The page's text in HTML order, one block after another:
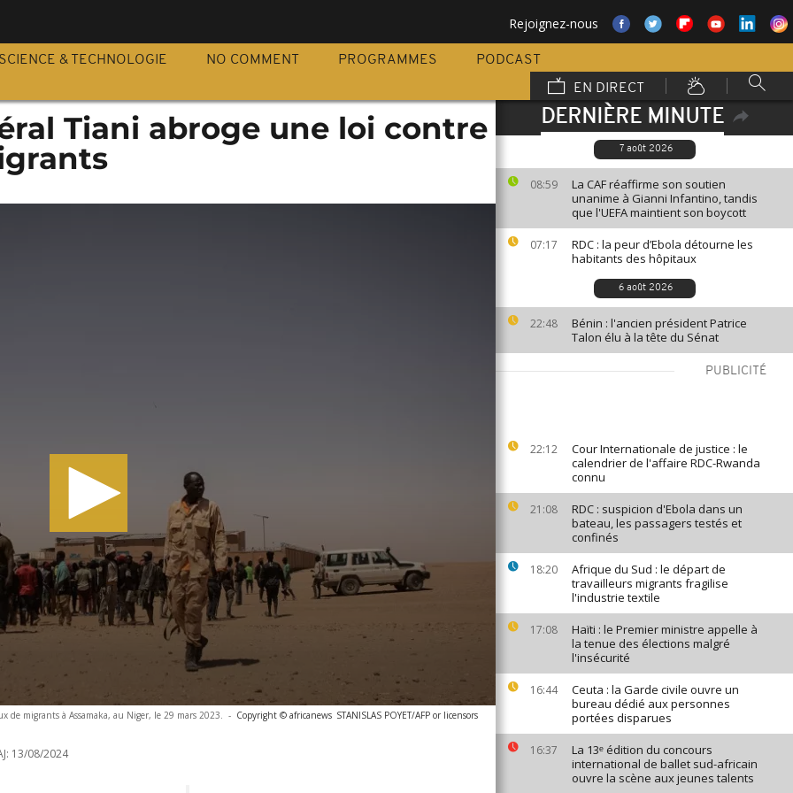
Rejoignez-nous
SCIENCE & TECHNOLOGIE NO COMMENT PROGRAMMES
PODCAST
EN DIRECT
DERNIÈRE MINUTE
7 août 2026
08:59
La CAF réaffirme son soutien
unanime à Gianni Infantino, tandis
que l'UEFA maintient son boycott
07:17
RDC : la peur d’Ebola détourne les
habitants des hôpitaux
6 août 2026
22:48
Bénin : l'ancien président Patrice
Talon élu à la tête du Sénat
PUBLICITÉ
22:12
Cour Internationale de justice : le
calendrier de l'affaire RDC-Rwanda
connu
21:08
RDC : suspicion d'Ebola dans un
bateau, les passagers testés et
confinés
18:20
Afrique du Sud : le départ de
travailleurs migrants fragilise
l'industrie textile
17:08
Haïti : le Premier ministre appelle à
la tenue des élections malgré
l'insécurité
16:44
Ceuta : la Garde civile ouvre un
bureau dédié aux personnes
portées disparues
16:37
La 13ᵉ édition du concours
international de ballet sud-africain
ouvre la scène aux jeunes talents
Tiani abroge une loi contre
de migrants à Assamaka, au Niger, le 29 mars 2023. - Copyright © africanews STANISLAS POYET/AFP or licensors
13/08/2024